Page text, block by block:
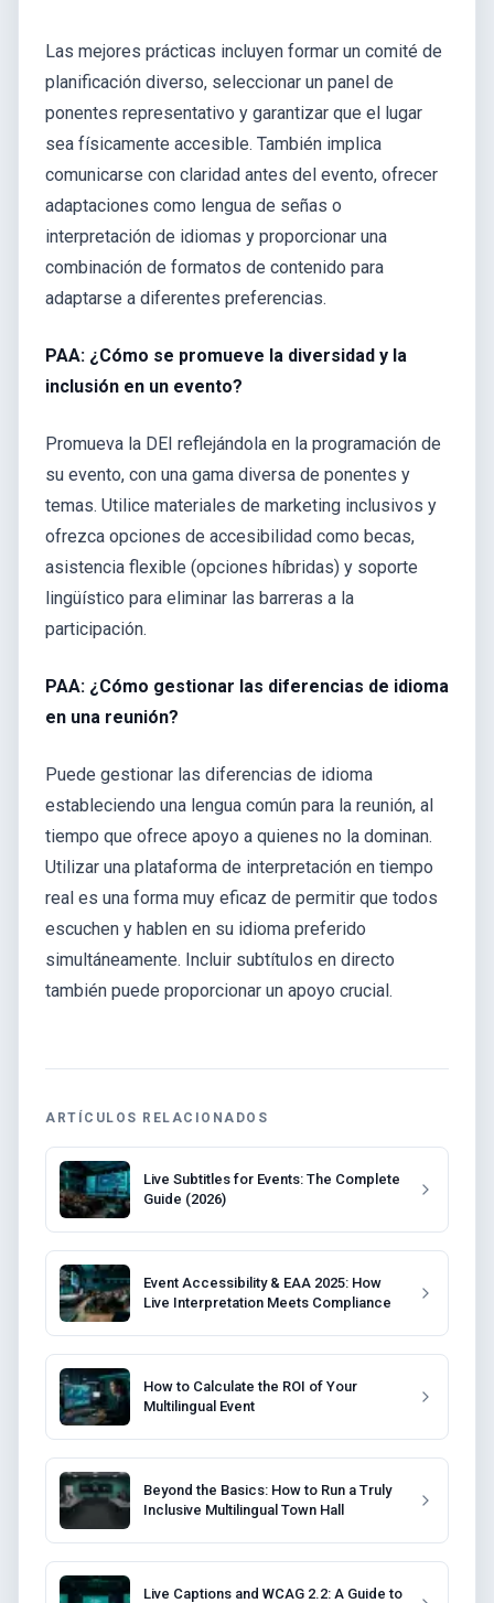
Las mejores prácticas incluyen formar un comité de
planificación diverso, seleccionar un panel de
ponentes representativo y garantizar que el lugar
sea físicamente accesible. También implica
comunicarse con claridad antes del evento, ofrecer
adaptaciones como lengua de señas o
interpretación de idiomas y proporcionar una
combinación de formatos de contenido para
adaptarse a diferentes preferencias.
PAA: ¿Cómo se promueve la diversidad y la
inclusión en un evento?
Promueva la DEI reflejándola en la programación de
su evento, con una gama diversa de ponentes y
temas. Utilice materiales de marketing inclusivos y
ofrezca opciones de accesibilidad como becas,
asistencia flexible (opciones híbridas) y soporte
lingüístico para eliminar las barreras a la
participación.
PAA: ¿Cómo gestionar las diferencias de idioma
en una reunión?
Puede gestionar las diferencias de idioma
estableciendo una lengua común para la reunión, al
tiempo que ofrece apoyo a quienes no la dominan.
Utilizar una plataforma de interpretación en tiempo
real es una forma muy eficaz de permitir que todos
escuchen y hablen en su idioma preferido
simultáneamente. Incluir subtítulos en directo
también puede proporcionar un apoyo crucial.
ARTÍCULOS RELACIONADOS
Live Subtitles for Events: The Complete
Guide (2026)
Event Accessibility & EAA 2025: How
Live Interpretation Meets Compliance
How to Calculate the ROI of Your
Multilingual Event
Beyond the Basics: How to Run a Truly
Inclusive Multilingual Town Hall
Live Captions and WCAG 2.2: A Guide to